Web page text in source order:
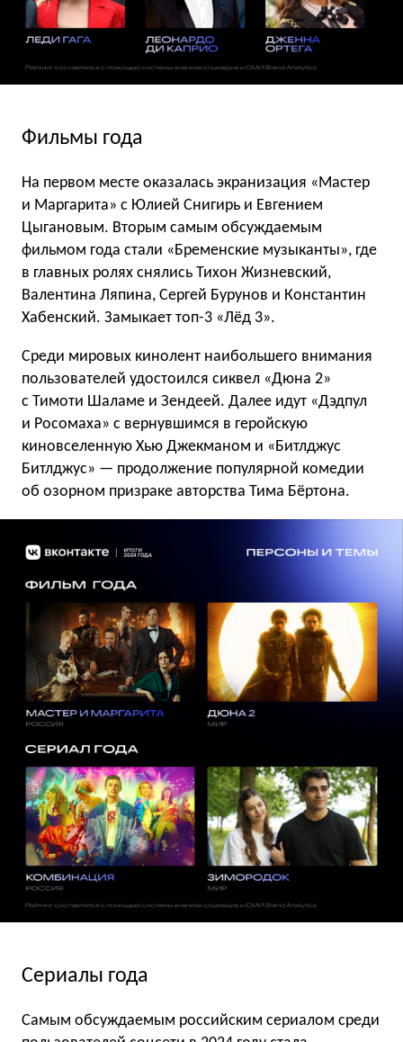
Фильмы года
На первом месте оказалась экранизация «Мастер
и Маргарита» с Юлией Снигирь и Евгением
Цыгановым. Вторым самым обсуждаемым
фильмом года стали «Бременские музыканты», где
в главных ролях снялись Тихон Жизневский,
Валентина Ляпина, Сергей Бурунов и Константин
Хабенский. Замыкает топ-3 «Лёд 3».
Среди мировых кинолент наибольшего внимания
пользователей удостоился сиквел «Дюна 2»
с Тимоти Шаламе и Зендеей. Далее идут «Дэдпул
и Росомаха» с вернувшимся в геройскую
киновселенную Хью Джекманом и «Битлджус
Битлджус» — продолжение популярной комедии
об озорном призраке авторства Тима Бёртона.
Сериалы года
Самым обсуждаемым российским сериалом среди